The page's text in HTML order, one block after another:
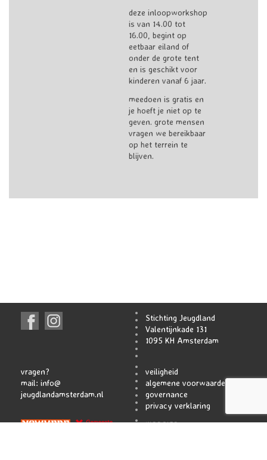
deze inloopworkshop
is van 14.00 tot
16.00, begint op
eetbaar eiland of
onder de grote tent
en is geschikt voor
kinderen vanaf 6 jaar.
meedoen is gratis en
je hoeft je niet op te
geven. grote mensen
vragen we bereikbaar
op het terrein te
blijven.
Stichting Jeugdland
Valentijnkade 131
1095 KH Amsterdam
vragen?
mail: info@
jeugdlandamsterdam.nl
veiligheid
algemene voorwaarden
governance
privacy verklaring
WEBSITE